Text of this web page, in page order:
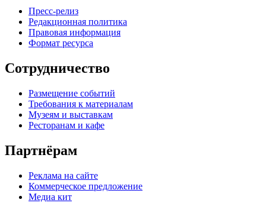
Пресс-релиз
Редакционная политика
Правовая информация
Формат ресурса
Сотрудничество
Размещение событий
Требования к материалам
Музеям и выставкам
Ресторанам и кафе
Партнёрам
Реклама на сайте
Коммерческое предложение
Медиа кит